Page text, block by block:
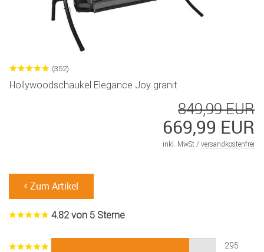
(352)
Hollywoodschaukel Elegance Joy granit
849,99 EUR
669,99 EUR
inkl. MwSt / versandkostenfrei
Zum Artikel
4.82 von 5 Sterne
295